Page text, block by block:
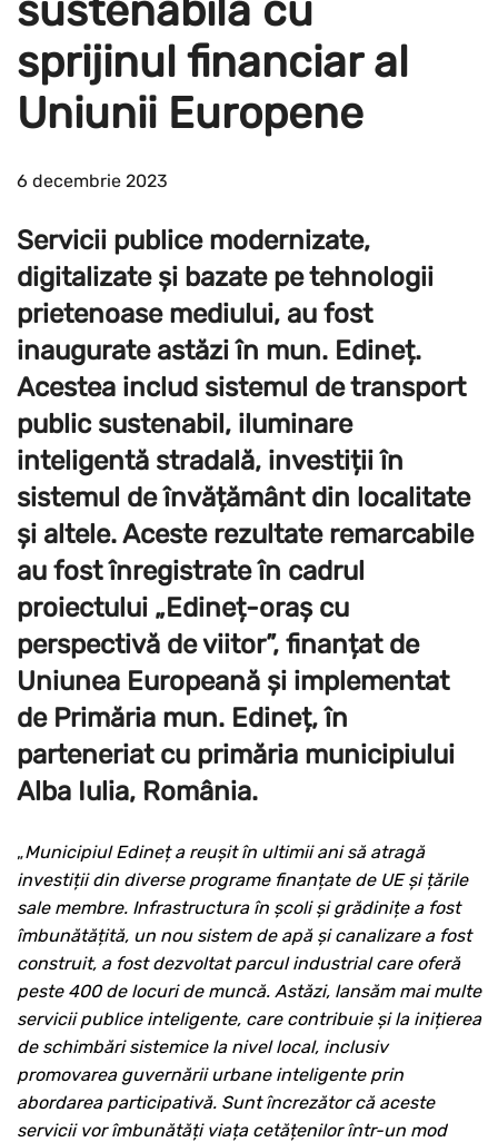
sprijinul financiar al
Uniunii Europene
6 decembrie 2023
Servicii publice modernizate,
digitalizate și bazate pe tehnologii
prietenoase mediului, au fost
inaugurate astăzi în mun. Edineț.
Acestea includ sistemul de transport
public sustenabil, iluminare
inteligentă stradală, investiții în
sistemul de învățământ din localitate
și altele. Aceste rezultate remarcabile
au fost înregistrate în cadrul
proiectului „Edineț-oraș cu
perspectivă de viitor”, finanțat de
Uniunea Europeană și implementat
de Primăria mun. Edineț, în
parteneriat cu primăria municipiului
Alba Iulia, România.
„Municipiul Edineț a reușit în ultimii ani să atragă
investiții din diverse programe finanțate de UE și țările
sale membre. Infrastructura în școli și grădinițe a fost
îmbunătățită, un nou sistem de apă și canalizare a fost
construit, a fost dezvoltat parcul industrial care oferă
peste 400 de locuri de muncă. Astăzi, lansăm mai multe
servicii publice inteligente, care contribuie și la inițierea
de schimbări sistemice la nivel local, inclusiv
promovarea guvernării urbane inteligente prin
abordarea participativă. Sunt încrezător că aceste
servicii vor îmbunătăți viața cetățenilor într-un mod